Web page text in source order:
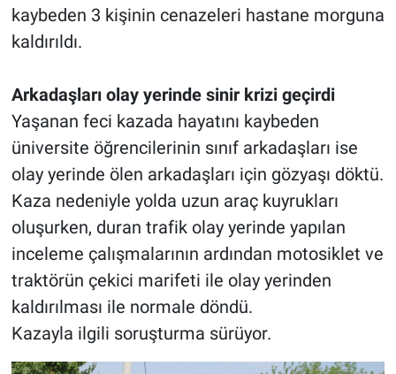
kaybeden 3 kişinin cenazeleri hastane morguna
kaldırıldı.
Arkadaşları olay yerinde sinir krizi geçirdi
Yaşanan feci kazada hayatını kaybeden
üniversite öğrencilerinin sınıf arkadaşları ise
olay yerinde ölen arkadaşları için gözyaşı döktü.
Kaza nedeniyle yolda uzun araç kuyrukları
oluşurken, duran trafik olay yerinde yapılan
inceleme çalışmalarının ardından motosiklet ve
traktörün çekici marifeti ile olay yerinden
kaldırılması ile normale döndü.
Kazayla ilgili soruşturma sürüyor.